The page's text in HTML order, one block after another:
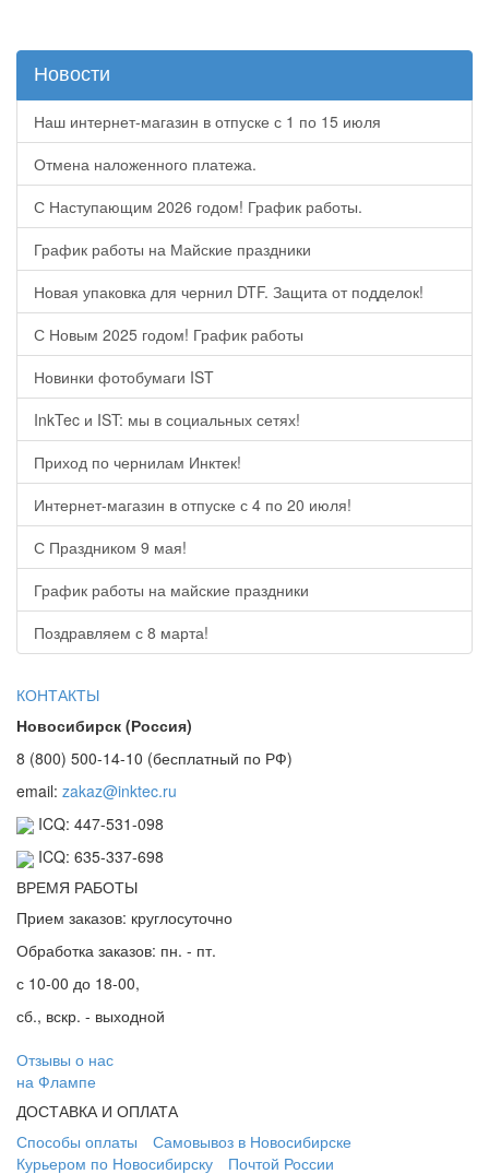
Новости
Наш интернет-магазин в отпуске с 1 по 15 июля
Отмена наложенного платежа.
С Наступающим 2026 годом! График работы.
График работы на Майские праздники
Новая упаковка для чернил DTF. Защита от подделок!
С Новым 2025 годом! График работы
Новинки фотобумаги IST
InkTec и IST: мы в социальных сетях!
Приход по чернилам Инктек!
Интернет-магазин в отпуске с 4 по 20 июля!
С Праздником 9 мая!
График работы на майские праздники
Поздравляем с 8 марта!
КОНТАКТЫ
Новосибирск (Россия)
8 (800) 500-14-10 (бесплатный по РФ)
email: zakaz@inktec.ru
ICQ: 447-531-098
ICQ: 635-337-698
ВРЕМЯ РАБОТЫ
Прием заказов: круглосуточно
Обработка заказов: пн. - пт.
с 10-00 до 18-00,
сб., вскр. - выходной
Отзывы о нас
на Флампе
ДОСТАВКА И ОПЛАТА
Способы оплаты
Самовывоз в Новосибирске
Курьером по Новосибирску
Почтой России